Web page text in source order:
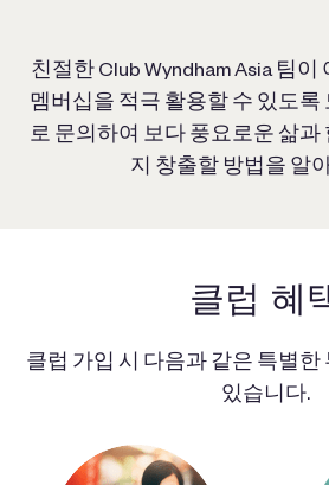
친절한 Club Wyndham Asia 팀
멤버십을 적극 활용할 수 있도록
로 문의하여 보다 풍요로운 삶
지 창출할 방법을 알
클럽 혜
클럽 가입 시 다음과 같은 특별한
있습니다.